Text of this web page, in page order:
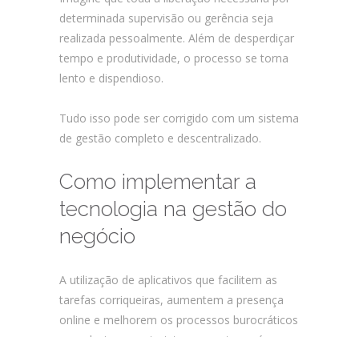
determinada supervisão ou gerência seja
realizada pessoalmente. Além de desperdiçar
tempo e produtividade, o processo se torna
lento e dispendioso.
Tudo isso pode ser corrigido com um sistema
de gestão completo e descentralizado.
Como implementar a
tecnologia na gestão do
negócio
A utilização de aplicativos que facilitem as
tarefas corriqueiras, aumentem a presença
online e melhorem os processos burocráticos